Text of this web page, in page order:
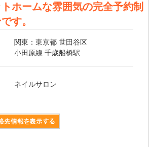
ホームな雰囲気の完全予約制
す。
関東：東京都 世田谷区
小田原線 千歳船橋駅
ネイルサロン